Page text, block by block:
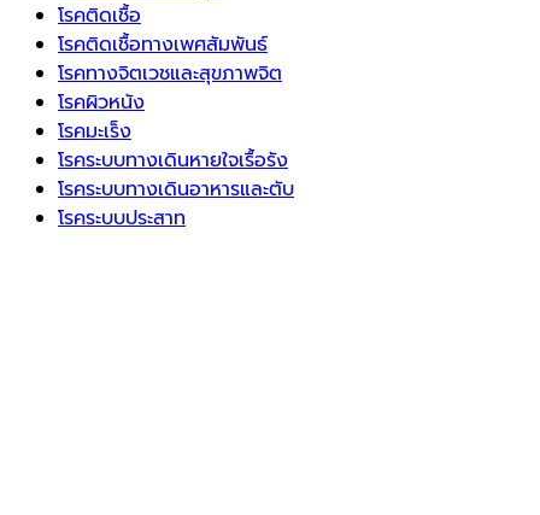
โรคติดเชื้อ
โรคติดเชื้อทางเพศสัมพันธ์
โรคทางจิตเวชและสุขภาพจิต
โรคผิวหนัง
โรคมะเร็ง
โรคระบบทางเดินหายใจเรื้อรัง
โรคระบบทางเดินอาหารและตับ
โรคระบบประสาท